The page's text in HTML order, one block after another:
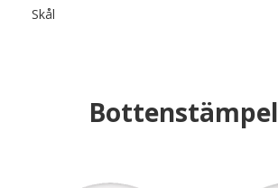
Skål
Bottenstämpel